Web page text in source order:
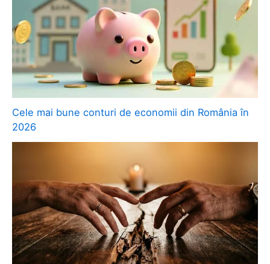
Cele mai bune conturi de economii din România în
2026